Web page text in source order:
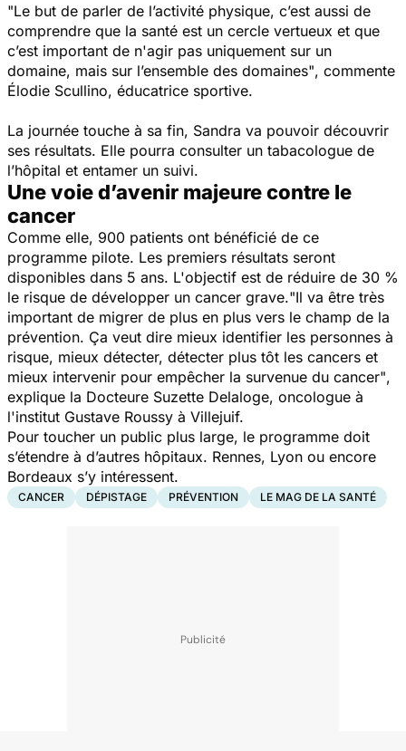
"Le but de parler de l’activité physique, c’est aussi de
comprendre que la santé est un cercle vertueux et que
c’est important de n'agir pas uniquement sur un
domaine, mais sur l’ensemble des domaines", commente
Élodie Scullino, éducatrice sportive.
La journée touche à sa fin, Sandra va pouvoir découvrir
ses résultats. Elle pourra consulter un tabacologue de
l’hôpital et entamer un suivi.
Une voie d’avenir majeure contre le
cancer
Comme elle, 900 patients ont bénéficié de ce
programme pilote. Les premiers résultats seront
disponibles dans 5 ans. L'objectif est de réduire de 30 %
le risque de développer un cancer grave."Il va être très
important de migrer de plus en plus vers le champ de la
prévention. Ça veut dire mieux identifier les personnes à
risque, mieux détecter, détecter plus tôt les cancers et
mieux intervenir pour empêcher la survenue du cancer",
explique la Docteure Suzette Delaloge, oncologue à
l'institut Gustave Roussy à Villejuif.
Pour toucher un public plus large, le programme doit
s’étendre à d’autres hôpitaux. Rennes, Lyon ou encore
Bordeaux s’y intéressent.
CANCER DÉPISTAGE PRÉVENTION LE MAG DE LA SANTÉ